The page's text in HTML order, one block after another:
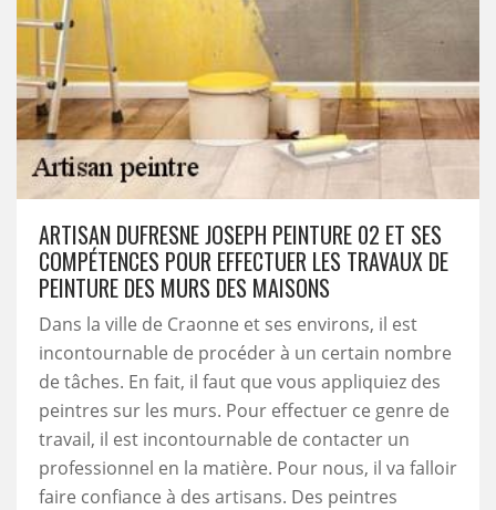
ARTISAN DUFRESNE JOSEPH PEINTURE 02 ET SES
COMPÉTENCES POUR EFFECTUER LES TRAVAUX DE
PEINTURE DES MURS DES MAISONS
Dans la ville de Craonne et ses environs, il est
incontournable de procéder à un certain nombre
de tâches. En fait, il faut que vous appliquiez des
peintres sur les murs. Pour effectuer ce genre de
travail, il est incontournable de contacter un
professionnel en la matière. Pour nous, il va falloir
faire confiance à des artisans. Des peintres